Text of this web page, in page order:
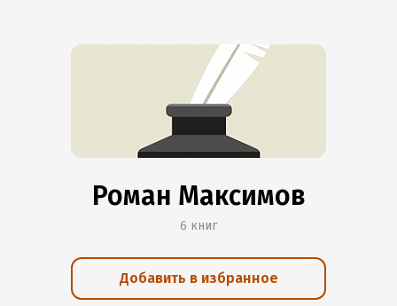
Роман Максимов
6 книг
Добавить в избранное